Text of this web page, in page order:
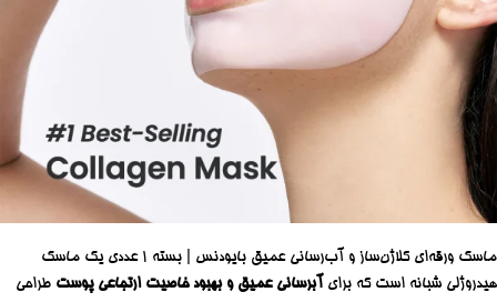
ماسک ورقه‌ای کلاژن‌ساز و آب‌رسانی عمیق بایودنس | بسته 1 عددی یک ماسک
هیدروژلی شبانه است که برای آبرسانی عمیق و بهبود خاصیت ارتجاعی پوست طراحی